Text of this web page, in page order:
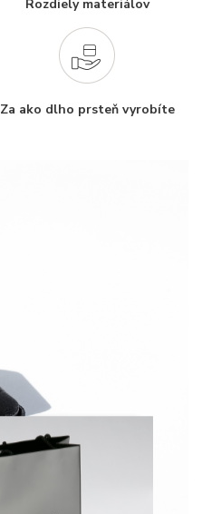
Rozdiely materiálov
Za ako dlho prsteň vyrobíte